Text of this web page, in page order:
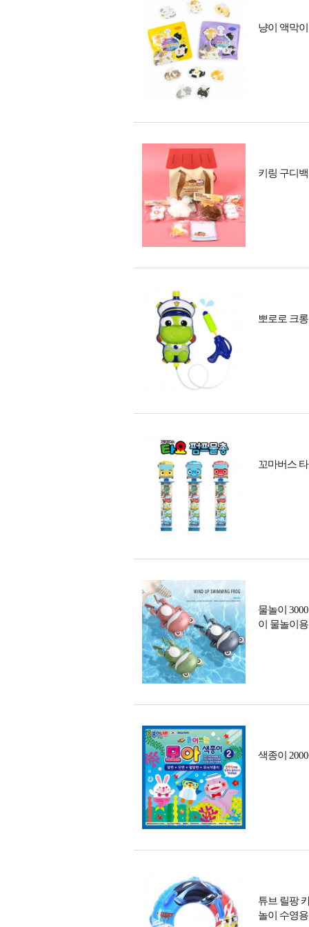
냥이 액막
키링 구디
뽀로로 크
꼬마버스
물놀이
이 물놀이
색종이
튜브 릴팡
놀이 수영